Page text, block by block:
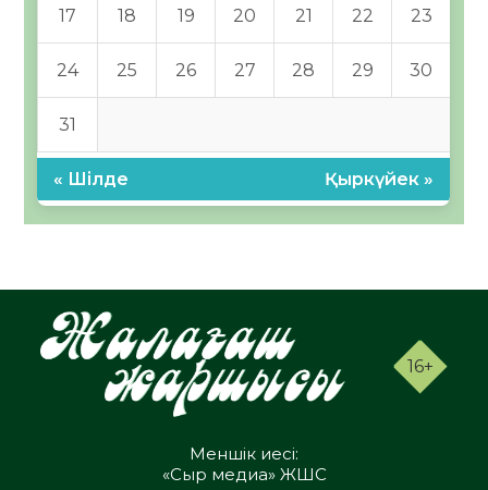
17 18 19 20 21 22 23
24 25 26 27 28 29 30
31
« Шілде Қыркүйек »
16+
Меншік иесі:
«Сыр медиа» ЖШС